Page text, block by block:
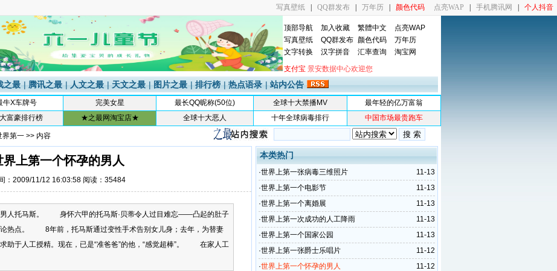
写真壁纸 QQ群发布 万年历 颜色代码 点亮WAP 手机腾讯网 个人抖音
顶部导航 加入收藏 繁體中文
点亮WAP
写真壁纸
QQ群发布 颜色代码
万年历
文字转换
汉字拼音 汇率查询
淘宝网
支付宝 景安数据中心欢迎您
之最 |腾讯之最 |人文之最 |天文之最 |图片之最 |排行榜 |热点语录 |站内公告
牛X车牌号 完美女星 最长QQ昵称(50位) 全球十大禁播MV
最年轻的亿万富翁
富豪排行榜 ★之最网淘宝店★ 全球十大恶人 十年全球病毒排行 中国市场最贵跑车
界第一 >> 内容
界上第一个怀孕的男人
：2009/11/12 16:03:58 阅读：35484
男人托马斯。 身怀六甲的托马斯·贝蒂令人过目难忘——凸起的肚子
论热点。 8年前，托马斯通过变性手术告别女儿身；去年，为替妻
助于人工授精。现在，已是“准爸爸”的他，“感觉超棒”。 在家人工
本类热门
11-13
·世界上第一张病毒三维照片
11-13
·世界上第一个电影节
11-13
·世界上第一个离婚展
11-13
·世界上第一次成功的人工降雨
11-13
·世界上第一个国家公园
11-12
·世界上第一张爵士乐唱片
11-12
·世界上第一个怀孕的男人